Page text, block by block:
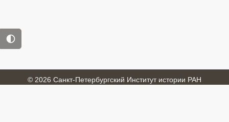
© 2026 Санкт-Петербургский Институт истории РАН